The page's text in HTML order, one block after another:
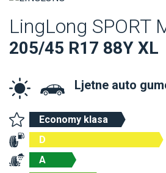
LingLong SPORT
205/45 R17 88Y XL
Ljetne auto
Economy klasa
D
A